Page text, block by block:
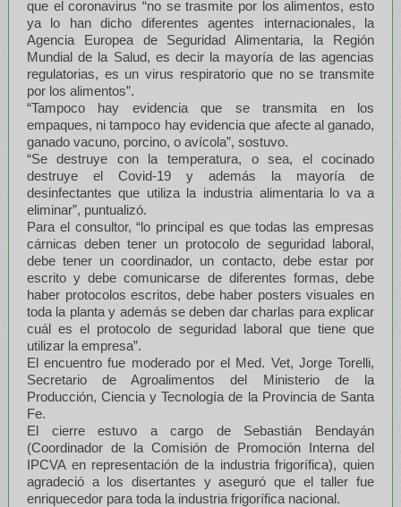
que el coronavirus “no se trasmite por los alimentos, esto
ya lo han dicho diferentes agentes internacionales, la
Agencia Europea de Seguridad Alimentaria, la Región
Mundial de la Salud, es decir la mayoría de las agencias
regulatorias, es un virus respiratorio que no se transmite
por los alimentos”.
“Tampoco hay evidencia que se transmita en los
empaques, ni tampoco hay evidencia que afecte al ganado,
ganado vacuno, porcino, o avícola”, sostuvo.
“Se destruye con la temperatura, o sea, el cocinado
destruye el Covid-19 y además la mayoría de
desinfectantes que utiliza la industria alimentaria lo va a
eliminar”, puntualizó.
Para el consultor, “lo principal es que todas las empresas
cárnicas deben tener un protocolo de seguridad laboral,
debe tener un coordinador, un contacto, debe estar por
escrito y debe comunicarse de diferentes formas, debe
haber protocolos escritos, debe haber posters visuales en
toda la planta y además se deben dar charlas para explicar
cuál es el protocolo de seguridad laboral que tiene que
utilizar la empresa”.
El encuentro fue moderado por el Med. Vet, Jorge Torelli,
Secretario de Agroalimentos del Ministerio de la
Producción, Ciencia y Tecnología de la Provincia de Santa
Fe.
El cierre estuvo a cargo de Sebastián Bendayán
(Coordinador de la Comisión de Promoción Interna del
IPCVA en representación de la industria frigorífica), quien
agradeció a los disertantes y aseguró que el taller fue
enriquecedor para toda la industria frigorífica nacional.